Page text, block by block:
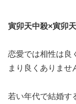
寅卯天中殺×寅卯
恋愛では相性は良
まり良くありませ
若い年代で結婚す